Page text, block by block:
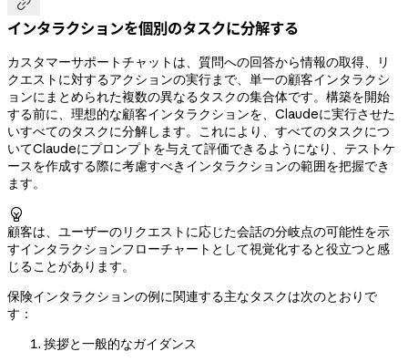

インタラクションを個別のタスクに分解する
カスタマーサポートチャットは、質問への回答から情報の取得、リ
クエストに対するアクションの実行まで、単一の顧客インタラクシ
ョンにまとめられた複数の異なるタスクの集合体です。構築を開始
する前に、理想的な顧客インタラクションを、Claudeに実行させた
いすべてのタスクに分解します。これにより、すべてのタスクにつ
いてClaudeにプロンプトを与えて評価できるようになり、テストケ
ースを作成する際に考慮すべきインタラクションの範囲を把握でき
ます。

顧客は、ユーザーのリクエストに応じた会話の分岐点の可能性を示
すインタラクションフローチャートとして視覚化すると役立つと感
じることがあります。
保険インタラクションの例に関連する主なタスクは次のとおりで
す：
挨拶と一般的なガイダンス